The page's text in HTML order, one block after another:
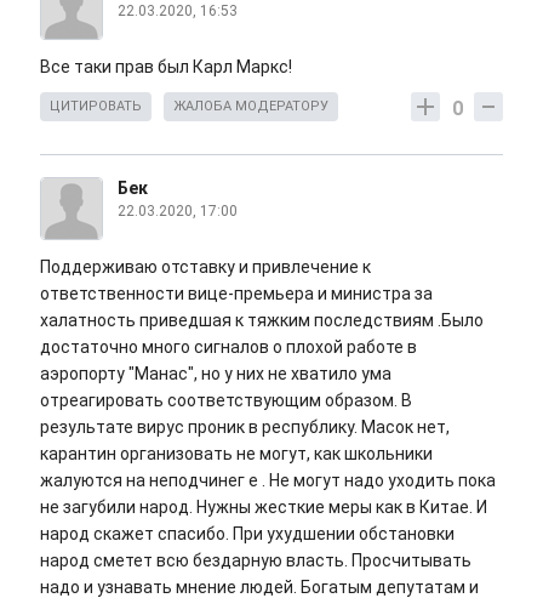
22.03.2020, 16:53
Все таки прав был Карл Маркс!
0
ЦИТИРОВАТЬ ЖАЛОБА МОДЕРАТОРУ
Бек
22.03.2020, 17:00
Поддерживаю отставку и привлечение к
ответственности вице-премьера и министра за
халатность приведшая к тяжким последствиям .Было
достаточно много сигналов о плохой работе в
аэропорту "Манас", но у них не хватило ума
отреагировать соответствующим образом. В
результате вирус проник в республику. Масок нет,
карантин организовать не могут, как школьники
жалуются на неподчинег е . Не могут надо уходить пока
не загубили народ. Нужны жесткие меры как в Китае. И
народ скажет спасибо. При ухудшении обстановки
народ сметет всю бездарную власть. Просчитывать
надо и узнавать мнение людей. Богатым депутатам и